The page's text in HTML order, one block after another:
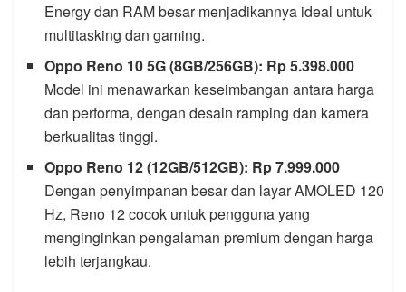
Energy dan RAM besar menjadikannya ideal untuk
multitasking dan gaming.
Oppo Reno 10 5G (8GB/256GB): Rp 5.398.000
Model ini menawarkan keseimbangan antara harga
dan performa, dengan desain ramping dan kamera
berkualitas tinggi.
Oppo Reno 12 (12GB/512GB): Rp 7.999.000
Dengan penyimpanan besar dan layar AMOLED 120
Hz, Reno 12 cocok untuk pengguna yang
menginginkan pengalaman premium dengan harga
lebih terjangkau.